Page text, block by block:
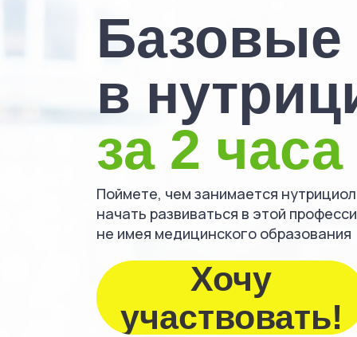
Базовые
в
за 2 часа
Поймете, чем занимается
начать развиваться в этой
не имея медицинского образования
Хочу
участвовать!